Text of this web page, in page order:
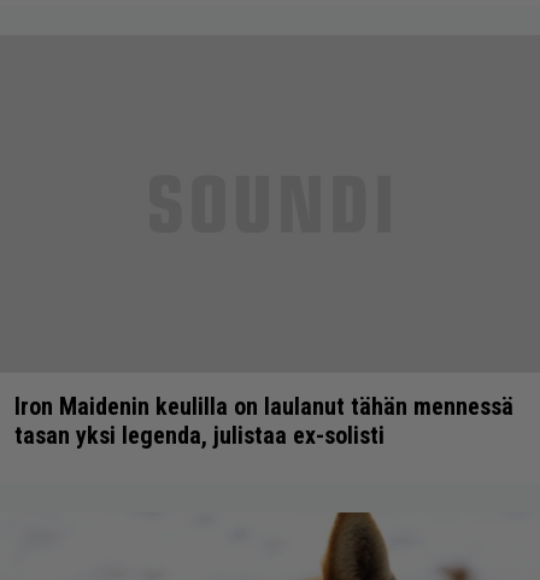
Iron Maidenin keulilla on laulanut tähän mennessä
tasan yksi legenda, julistaa ex-solisti